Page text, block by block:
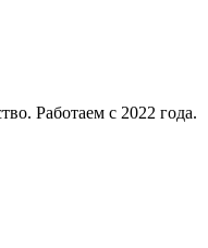
Работаем с 2022 года.